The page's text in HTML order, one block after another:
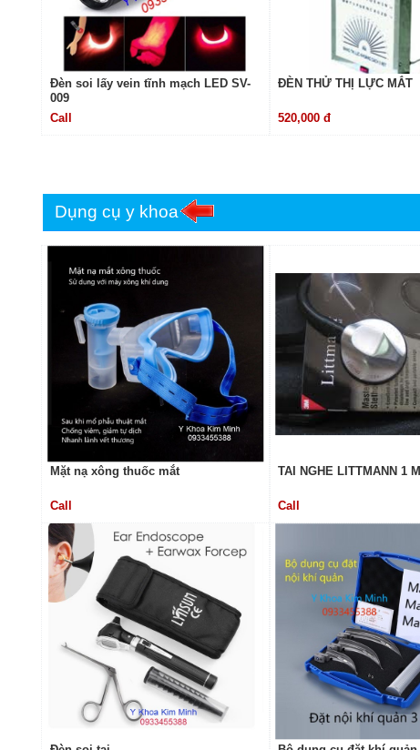
Đèn soi lấy vein tĩnh mạch LED SV-
009
Call
ĐÈN THỬ THỊ LỰC MẮT
520,000 đ
Dụng cụ y khoa
Mặt nạ xông thuốc mắt
Call
TAI NGHE LITTMANN 1
Call